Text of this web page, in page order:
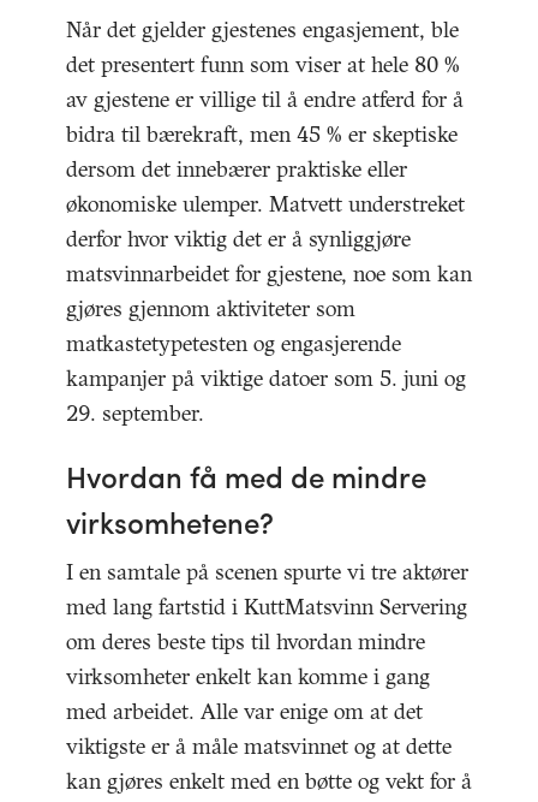
Når det gjelder gjestenes engasjement, ble
det presentert funn som viser at hele 80 %
av gjestene er villige til å endre atferd for å
bidra til bærekraft, men 45 % er skeptiske
dersom det innebærer praktiske eller
økonomiske ulemper. Matvett understreket
derfor hvor viktig det er å synliggjøre
matsvinnarbeidet for gjestene, noe som kan
gjøres gjennom aktiviteter som
matkastetypetesten og engasjerende
kampanjer på viktige datoer som 5. juni og
29. september.
Hvordan få med de mindre
virksomhetene?
I en samtale på scenen spurte vi tre aktører
med lang fartstid i KuttMatsvinn Servering
om deres beste tips til hvordan mindre
virksomheter enkelt kan komme i gang
med arbeidet. Alle var enige om at det
viktigste er å måle matsvinnet og at dette
kan gjøres enkelt med en bøtte og vekt for å